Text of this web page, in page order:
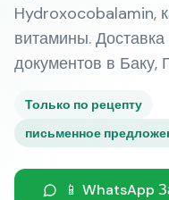
Hydroxocobalamin,
витамины.
документов в Баку,
Только по рецепту
письменное
📱 WhatsApp